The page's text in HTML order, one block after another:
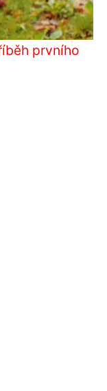
prvního